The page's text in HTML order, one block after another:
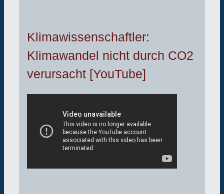
Klimawissenschaftler:
Klimawandel nicht durch CO2
verursacht [YouTube]